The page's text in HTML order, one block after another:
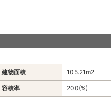
建物面積 105.21m2
容積率 200(%)